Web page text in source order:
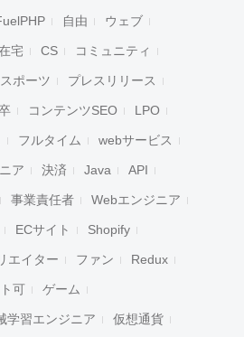
自由 ウェブ
宅 CS コミュニティ
スポーツ プレスリリース
コンテンツSEO LPO
フルタイム webサービス
ア 決済 Java API
事業責任者 Webエンジニア
ECサイト Shopify
エイター ファン Redux
可 ゲーム
学習エンジニア 仮想通貨